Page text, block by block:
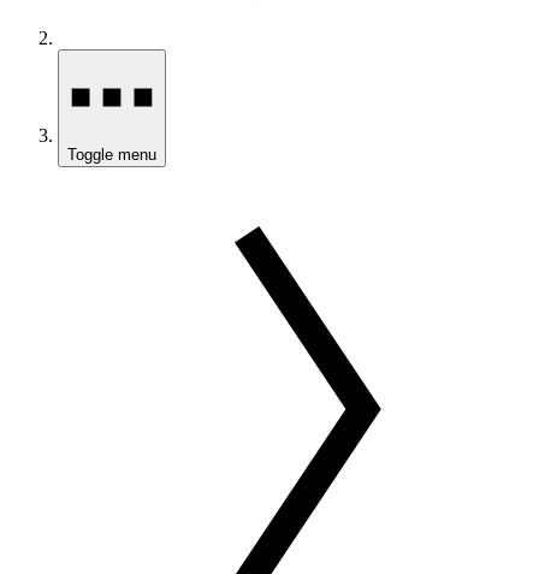
Toggle menu